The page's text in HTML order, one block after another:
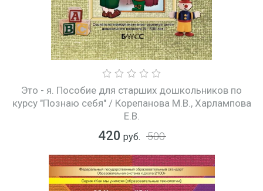
Это - я. Пособие для старших дошкольников по
курсу "Познаю себя" / Корепанова М.В., Харлампова
Е.В.
420 руб. 500